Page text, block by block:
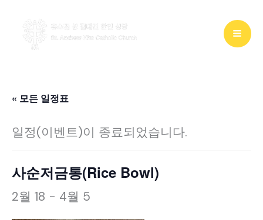
« 모든 일정표
일정(이벤트)이 종료되었습니다.
사순저금통(Rice Bowl)
2월 18 - 4월 5